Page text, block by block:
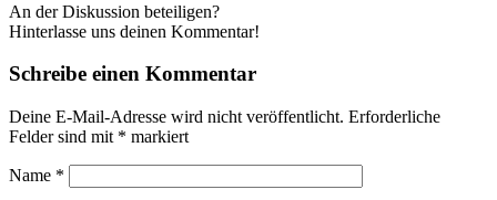
An der Diskussion beteiligen?
Hinterlasse uns deinen Kommentar!
Schreibe einen Kommentar
Deine E-Mail-Adresse wird nicht veröffentlicht. Erforderliche
Felder sind mit * markiert
Name *